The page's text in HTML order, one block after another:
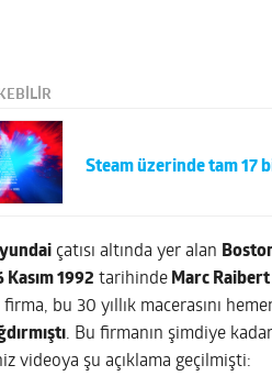
Steam üzerinde tam 17
çatısı altında yer alan
Kasım 1992 tarihinde Marc Raibert
firma, bu 30 yıllık macerasını
. Bu firmanın şimdiye
videoya şu açıklama geçilmişti: